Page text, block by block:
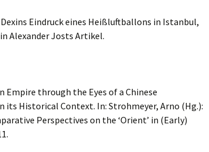
Dexins Eindruck eines Heißluftballons in Istanbul,
in Alexander Josts Artikel.
Empire through the Eyes of a Chinese
its Historical Context. In: Strohmeyer, Arno (Hg.):
Perspectives on the ‘Orient’ in (Early)